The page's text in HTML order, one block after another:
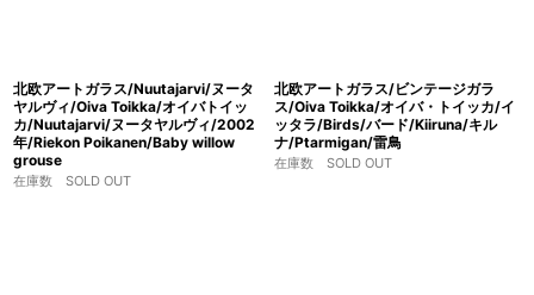
北欧アートガラス/Nuutajarvi/ヌータ
ヤルヴィ/Oiva Toikka/オイバトイッ
カ/Nuutajarvi/ヌータヤルヴィ/2002
年/Riekon Poikanen/Baby willow
grouse
在庫数 SOLD OUT
北欧アートガラス/ビンテージガラ
ス/Oiva Toikka/オイバ・トイッカ/イ
ッタラ/Birds/バード/Kiiruna/キル
ナ/Ptarmigan/雷鳥
在庫数 SOLD OUT